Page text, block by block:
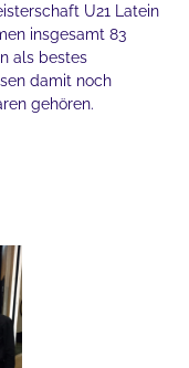
U21 Latein
insgesamt 83
als bestes
damit noch
gehören.